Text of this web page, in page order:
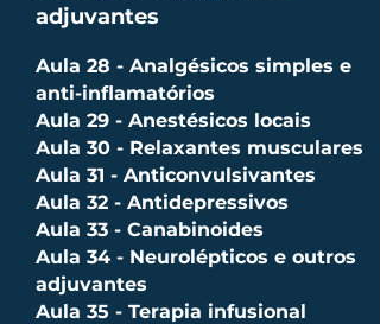
adjuvantes
Aula 28 - Analgésicos simples e
anti-inflamatórios
Aula 29 - Anestésicos locais
Aula 30 - Relaxantes musculares
Aula 31 - Anticonvulsivantes
Aula 32 - Antidepressivos
Aula 33 - Canabinoides
Aula 34 - Neurolépticos e outros
adjuvantes
Aula 35 - Terapia infusional